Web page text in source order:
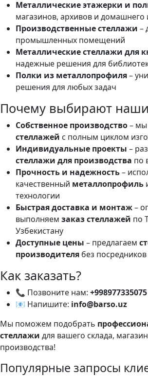
Металлические этажерки и
магазинов, архивов и домашнего
Производственные стеллажи –
промышленных помещений
Металлические стеллажи для
надежные решения для
Полки из металлопрофиля–
решения для любых задач
Почему выбирают
Собственное производство– мы
стеллажей с полным циклом
Индивидуальные проекты –
стеллажи для производства по
Прочность и надежность–
качественный металлопрофиль
технологии
Быстрая доставка и монтаж–
выполняем заказ стеллажей по
Узбекистану
Доступные цены – предлагаем
производителя без посредников
Как заказать?
📞 Позвоните нам: +998977335075
📧 Напишите: info@barso.uz
Мы поможем подобрать
стеллажи для вашего склада,
производства!
Популярные запросы